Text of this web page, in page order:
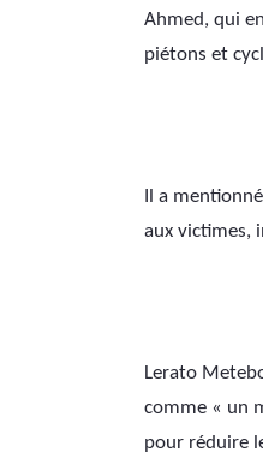
Ahmed, qui
piétons et
Il a
aux victimes,
Lerato
comme « un
pour réduire